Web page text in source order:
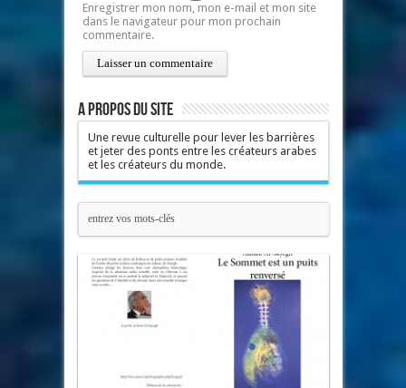
Enregistrer mon nom, mon e-mail et mon site
dans le navigateur pour mon prochain
commentaire.
A propos du site
Une revue culturelle pour lever les barrières
et jeter des ponts entre les créateurs arabes
et les créateurs du monde.